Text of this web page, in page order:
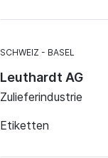
SCHWEIZ BASEL
Leuthardt AG
Zulieferindustrie
Etiketten